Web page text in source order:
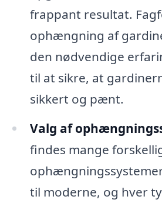
frappant resultat.
ophængning af
den nødvendige
til at sikre, at
sikkert og pænt.
Valg af
findes mange
til moderne, og hver